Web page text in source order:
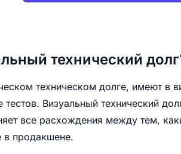
технический
техническом долге, имеют в
тестов. Визуальный технический
все расхождения между тем,
в продакшене.